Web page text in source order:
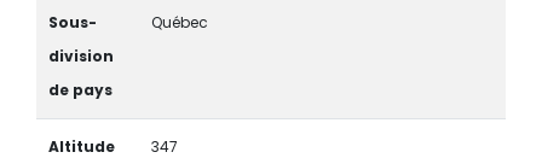
Sous-
division
de pays
Québec
Altitude
347